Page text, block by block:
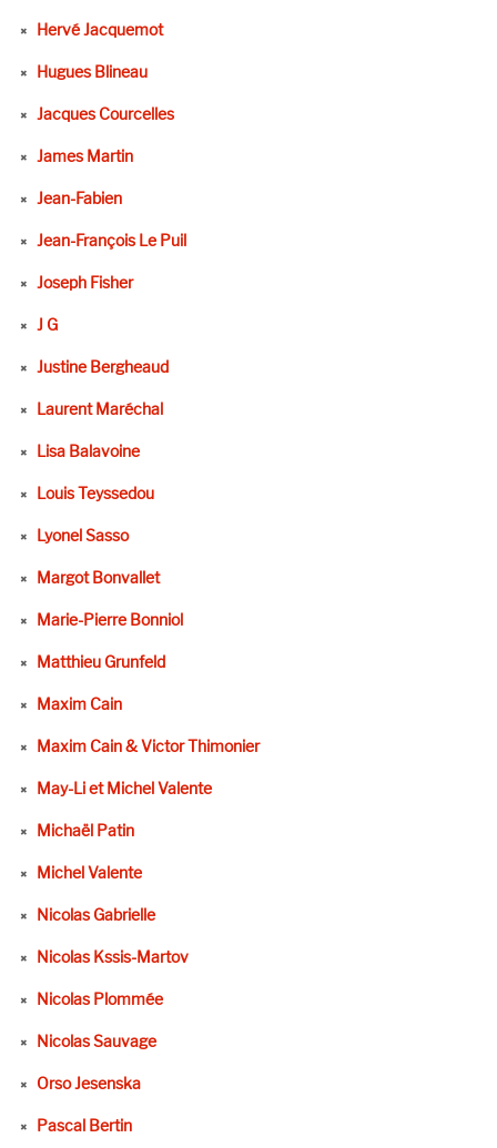
Hervé Jacquemot
Hugues Blineau
Jacques Courcelles
James Martin
Jean-Fabien
Jean-François Le Puil
Joseph Fisher
J G
Justine Bergheaud
Laurent Maréchal
Lisa Balavoine
Louis Teyssedou
Lyonel Sasso
Margot Bonvallet
Marie-Pierre Bonniol
Matthieu Grunfeld
Maxim Cain
Maxim Cain & Victor Thimonier
May-Li et Michel Valente
Michaël Patin
Michel Valente
Nicolas Gabrielle
Nicolas Kssis-Martov
Nicolas Plommée
Nicolas Sauvage
Orso Jesenska
Pascal Bertin